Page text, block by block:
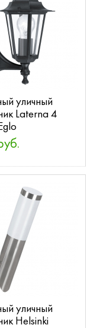
уличный
Laterna 4
уличный
Helsinki